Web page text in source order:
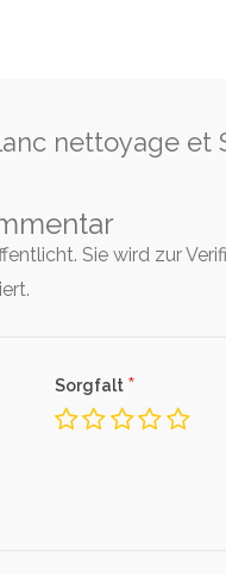
nettoyage et
Sie wird zur
Sorgfalt *